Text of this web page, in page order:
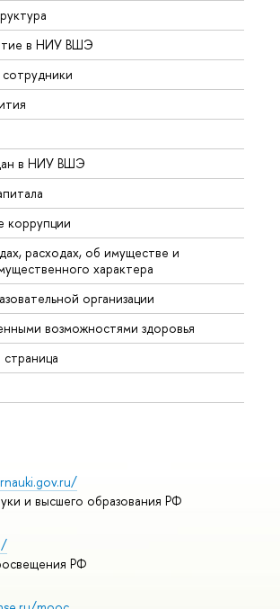
в НИУ ВШЭ
в НИУ ВШЭ
коррупции
расходах, об имуществе и
характера
организации
возможностями здоровья
и высшего образования РФ
РФ